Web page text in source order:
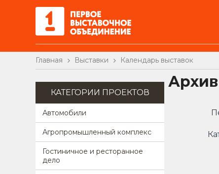
Главная Выставки Календарь выставок
КАТЕГОРИИ ПРОЕКТОВ
Автомобили
Агропромышленный комплекс
Гостиничное и ресторанное
дело